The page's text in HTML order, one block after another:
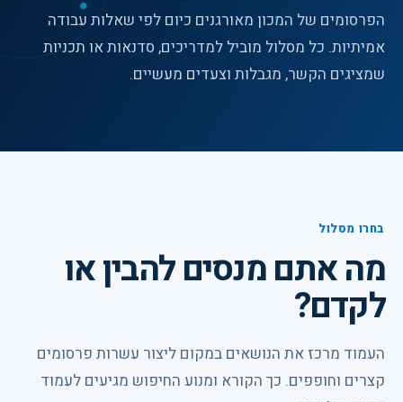
הפרסומים של המכון מאורגנים כיום לפי שאלות עבודה
אמיתיות. כל מסלול מוביל למדריכים, סדנאות או תכניות
שמציגים הקשר, מגבלות וצעדים מעשיים.
בחרו מסלול
מה אתם מנסים להבין או
לקדם?
העמוד מרכז את הנושאים במקום ליצור עשרות פרסומים
קצרים וחופפים. כך הקורא ומנוע החיפוש מגיעים לעמוד